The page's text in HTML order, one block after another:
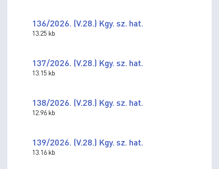
136/2026. (V.28.) Kgy. sz. hat.
13.25 kb
137/2026. (V.28.) Kgy. sz. hat.
13.15 kb
138/2026. (V.28.) Kgy. sz. hat.
12.96 kb
139/2026. (V.28.) Kgy. sz. hat.
13.16 kb